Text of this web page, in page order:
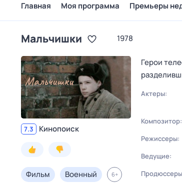
Главная Моя программа Премьеры
Мальчишки 1978
7.3 Кинопоиск
Фильм Военный 6+
Герои
Актеры:
Композитор:
Режиссеры:
Ведущие: